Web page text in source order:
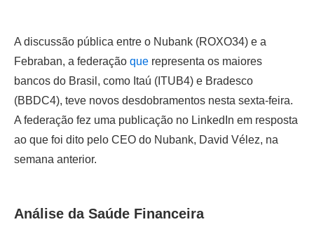
A discussão pública entre o Nubank (ROXO34) e a
Febraban, a federação que representa os maiores
bancos do Brasil, como Itaú (ITUB4) e Bradesco
(BBDC4), teve novos desdobramentos nesta sexta-feira.
A federação fez uma publicação no LinkedIn em resposta
ao que foi dito pelo CEO do Nubank, David Vélez, na
semana anterior.
Análise da Saúde Financeira